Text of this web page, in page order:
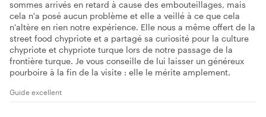
sommes arrivés en retard à cause des embouteillages, mais
cela n'a posé aucun problème et elle a veillé à ce que cela
n'altère en rien notre expérience. Elle nous a même offert de la
street food chypriote et a partagé sa curiosité pour la culture
chypriote et chypriote turque lors de notre passage de la
frontière turque. Je vous conseille de lui laisser un généreux
pourboire à la fin de la visite : elle le mérite amplement.
Guide excellent